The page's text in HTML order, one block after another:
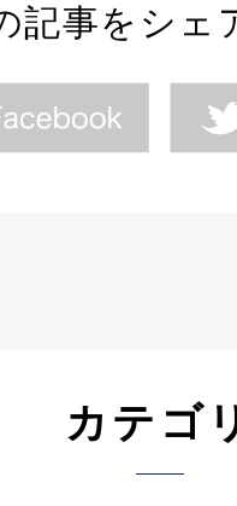
記事をシェ
カテゴ